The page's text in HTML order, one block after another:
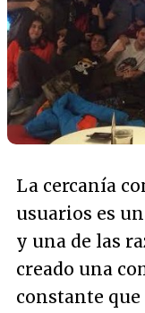
La cercanía
usuarios es
y una de las
creado una
constante que